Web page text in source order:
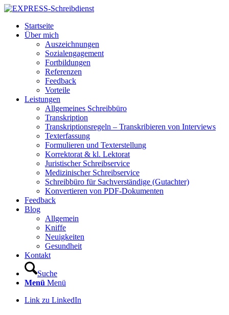
Startseite
Über mich
Auszeichnungen
Sozialengagement
Fortbildungen
Referenzen
Feedback
Vorteile
Leistungen
Allgemeines Schreibbüro
Transkription
Transkriptionsregeln – Transkribieren von Interviews
Texterfassung
Formulieren und Texterstellung
Korrektorat & kl. Lektorat
Juristischer Schreibservice
Medizinischer Schreibservice
Schreibbüro für Sachverständige (Gutachter)
Konvertieren von PDF-Dokumenten
Feedback
Blog
Allgemein
Kniffe
Neuigkeiten
Gesundheit
Kontakt
Suche
Menü Menü
Link zu LinkedIn